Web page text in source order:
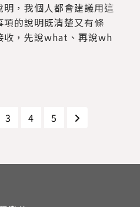
，我個人都會建議用這
的說明既清楚又有條
收，先說what、再說wh
3 4 5